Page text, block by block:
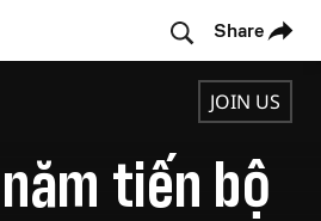
Share
JOIN US
CỦA CHÚNG TA
tiến bộ